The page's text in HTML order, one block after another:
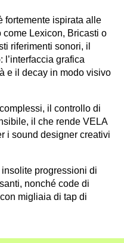
fortemente ispirata alle
come Lexicon, Bricasti o
riferimenti sonori, il
l’interfaccia grafica
e il decay in modo visivo
il controllo di
il che rende VELA
i sound designer creativi
progressioni di
nonché code di
migliaia di tap di